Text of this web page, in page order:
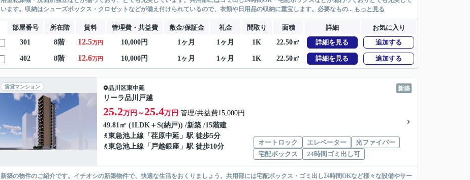
います。収納はシューズボックス・クロゼットなどが備え付けられているので、衣類や日用品の収納に重宝します。必要なもの... もっと見る
部屋番号 所在階 賃料 管理費・共益費 敷金/保証金 礼金 間取り 面積 詳細
お気に入り
301
8階 12.5万円 10,000円 1ヶ月 1ヶ月 1K 22.50㎡ 詳細を見る 追加する
402 8階 12.6万円 10,000円 1ヶ月 1ヶ月 1K 22.50㎡ 詳細を見る 追加する
賃貸マンション 新築
品川区東中延
リーラ品川戸越
25.2万円～ 25.4万円 管理/共益費15,000円
49.81㎡ (1LDK＋S(納戸)) /新築 /15階建
東急池上線 「 荏原中延 」駅 徒歩5分
東急池上線 「 戸越銀座 」駅 徒歩10分
オートロック エレベーター
光ファイバー
宅配ボックス
24時間ゴミ出し可
新築の物件のご紹介です。イチオシの新築物件で、快適な生活をおくりましょう。共用部には宅配ボックス・ゴミ出し24時間OKなど様々な設備やサー